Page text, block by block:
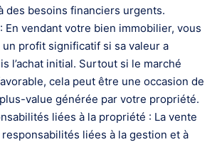
des besoins financiers urgents.
En vendant votre bien immobilier, vous
profit significatif si sa valeur a
l’achat initial. Surtout si le marché
cela peut être une occasion de
value générée par votre propriété.
liées à la propriété : La vente
liées à la gestion et à